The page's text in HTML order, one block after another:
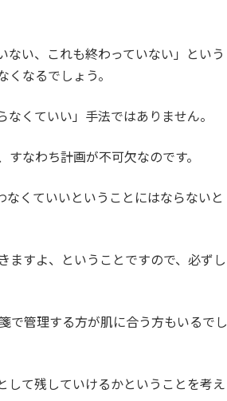
ない、これも終わっていない」という
なるでしょう。
くていい」手法ではありません。
なわち計画が不可欠なのです。
くていいということにはならないと
ますよ、ということですので、必ずし
で管理する方が肌に合う方もいるでし
して残していけるかということを考え